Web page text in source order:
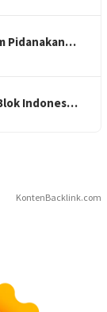
Pidanakan…
Indones…
KontenBacklink.com